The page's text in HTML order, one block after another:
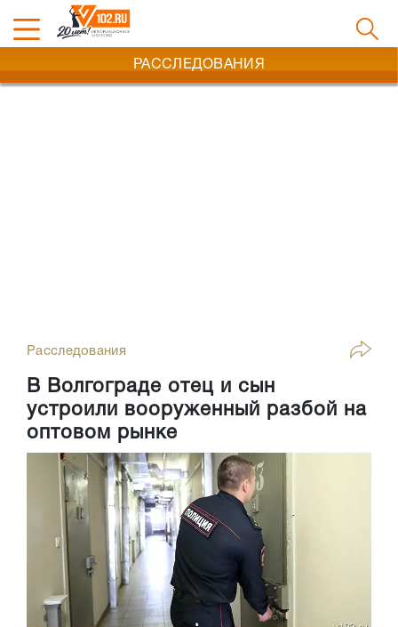
РАССЛЕДОВАНИЯ
Расследования
В Волгограде отец и сын
устроили вооруженный разбой на
оптовом рынке